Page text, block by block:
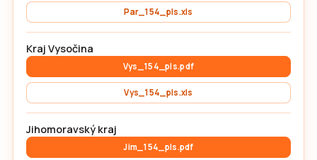
Par_154_pls.xls
Kraj Vysočina
Vys_154_pls.pdf
Vys_154_pls.xls
Jihomoravský kraj
Jim_154_pls.pdf